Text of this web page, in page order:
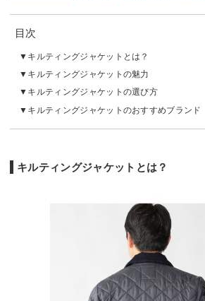
目次
キルティングジャケットとは？
キルティングジャケットの魅力
キルティングジャケットの選び方
キルティングジャケットのおすすめブランド
キルティングジャケットとは？